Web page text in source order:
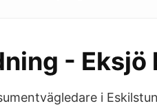
- Eksjö
i